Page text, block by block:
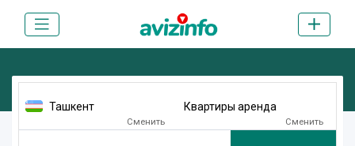
Ташкент
Сменить
Квартиры аренда
Сменить